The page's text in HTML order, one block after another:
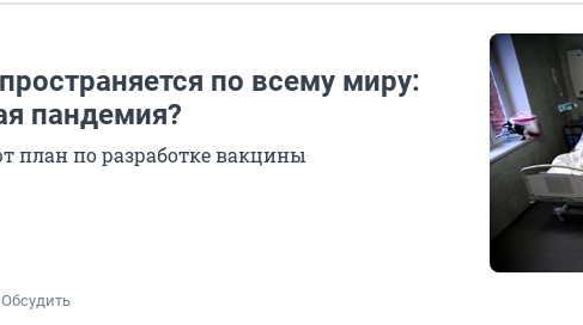
по всему миру:
пандемия?
план по разработке вакцины
Обсудить